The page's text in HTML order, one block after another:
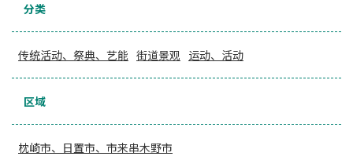
分类
传统活动、祭典、艺能 街道景观 运动、活动
区域
枕崎市、日置市、市来串木野市